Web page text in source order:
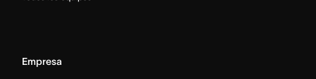
Empresa